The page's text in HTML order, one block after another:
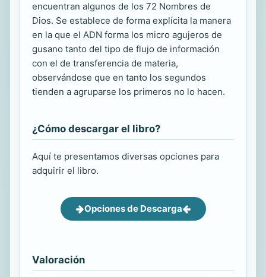
encuentran algunos de los 72 Nombres de
Dios. Se establece de forma explícita la manera
en la que el ADN forma los micro agujeros de
gusano tanto del tipo de flujo de información
con el de transferencia de materia,
observándose que en tanto los segundos
tienden a agruparse los primeros no lo hacen.
¿Cómo descargar el libro?
Aquí te presentamos diversas opciones para
adquirir el libro.
Opciones de Descarga
Valoración